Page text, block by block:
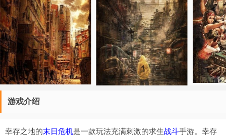
游戏介绍
幸存之地的末日危机是一款玩法充满刺激的求生战斗手游。幸存